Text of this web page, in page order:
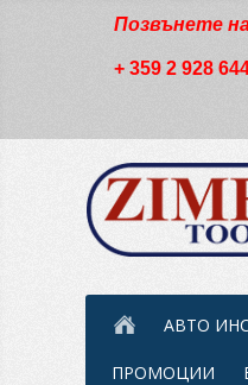
Позвънете
+ 359 2 928
АВТО
ПРОМОЦИИ